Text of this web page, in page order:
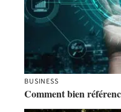
BUSINESS
Comment bien